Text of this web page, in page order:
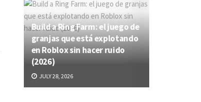
Build a Ring Farm: el juego de
granjas que está explotando
en Roblox sin hacer ruido
(2026)
JULY 28, 2026